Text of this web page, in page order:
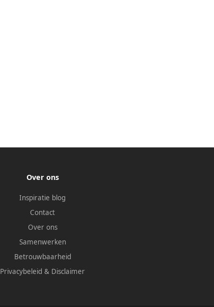
Over ons
Inspiratie blog
Contact
Over ons
Samenwerken
Betrouwbaarheid
Privacybeleid & Disclaimer